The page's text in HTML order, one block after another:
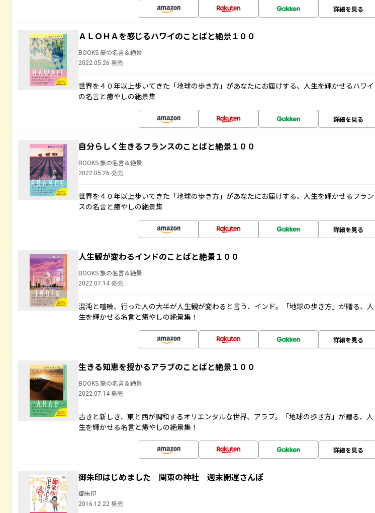
詳細を見る
ＡＬＯＨＡを感じるハワイのことばと絶景１００
BOOKS 旅の名言＆絶景
2022.05.26 発売
世界を４０年以上歩いてきた「地球の歩き方」があなたにお届けする、人生を輝かせるハワイ
の名言と癒やしの絶景集
詳細を見る
自分らしく生きるフランスのことばと絶景１００
BOOKS 旅の名言＆絶景
2022.05.26 発売
世界を４０年以上歩いてきた「地球の歩き方」があなたにお届けする、人生を輝かせるフラン
スの名言と癒やしの絶景集
詳細を見る
人生観が変わるインドのことばと絶景１００
BOOKS 旅の名言＆絶景
2022.07.14 発売
混沌と喧噪、行った人の大半が人生観が変わると言う、インド。「地球の歩き方」が贈る、人
生を輝かせる名言と癒やしの絶景集！
詳細を見る
生きる知恵を授かるアラブのことばと絶景１００
BOOKS 旅の名言＆絶景
2022.07.14 発売
古きと新しき、東と西が調和するオリエンタルな世界、アラブ。「地球の歩き方」が贈る、人
生を輝かせる名言と癒やしの絶景集！
詳細を見る
御朱印はじめました 関東の神社 週末開運さんぽ
御朱印
2016.12.22 発売